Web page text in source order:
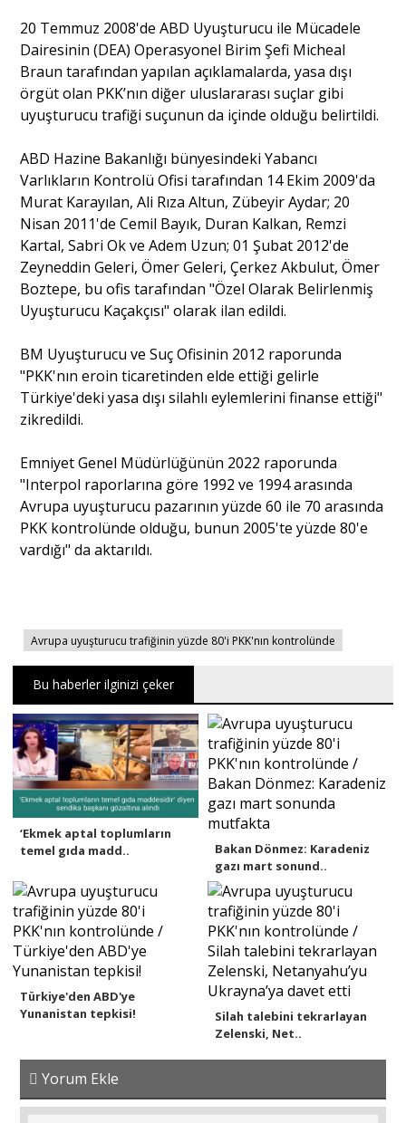
20 Temmuz 2008'de ABD Uyuşturucu ile Mücadele
Dairesinin (DEA) Operasyonel Birim Şefi Micheal
Braun tarafından yapılan açıklamalarda, yasa dışı
örgüt olan PKK’nın diğer uluslararası suçlar gibi
uyuşturucu trafiği suçunun da içinde olduğu belirtildi.
ABD Hazine Bakanlığı bünyesindeki Yabancı
Varlıkların Kontrolü Ofisi tarafından 14 Ekim 2009'da
Murat Karayılan, Ali Rıza Altun, Zübeyir Aydar; 20
Nisan 2011'de Cemil Bayık, Duran Kalkan, Remzi
Kartal, Sabri Ok ve Adem Uzun; 01 Şubat 2012'de
Zeyneddin Geleri, Ömer Geleri, Çerkez Akbulut, Ömer
Boztepe, bu ofis tarafından "Özel Olarak Belirlenmiş
Uyuşturucu Kaçakçısı" olarak ilan edildi.
BM Uyuşturucu ve Suç Ofisinin 2012 raporunda
"PKK'nın eroin ticaretinden elde ettiği gelirle
Türkiye'deki yasa dışı silahlı eylemlerini finanse ettiği"
zikredildi.
Emniyet Genel Müdürlüğünün 2022 raporunda
"Interpol raporlarına göre 1992 ve 1994 arasında
Avrupa uyuşturucu pazarının yüzde 60 ile 70 arasında
PKK kontrolünde olduğu, bunun 2005'te yüzde 80'e
vardığı" da aktarıldı.
Avrupa uyuşturucu trafiğinin yüzde 80'i PKK'nın kontrolünde
Bu haberler ilginizi çeker
‘Ekmek aptal toplumların
temel gıda madd..
Bakan Dönmez: Karadeniz
gazı mart sonund..
Türkiye'den ABD'ye
Yunanistan tepkisi!
Silah talebini tekrarlayan
Zelenski, Net..
Yorum Ekle